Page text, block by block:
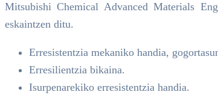
Mitsubishi Chemical Advanced Materials
eskaintzen ditu.
Erresistentzia mekaniko handia,
Erresilientzia bikaina.
Isurpenarekiko erresistentzia handia.